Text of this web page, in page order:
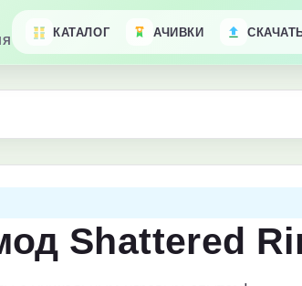
КАТАЛОГ АЧИВКИ
Shattered